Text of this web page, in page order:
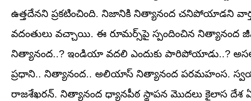
ఉత్తదేనని ప్రకటించింది. నిజానికి నిత్యానంద చనిపోయాడని
వదంతులు వచ్చాయి. ఈ రూమర్స్⁬పై స్పందించిన నిత్యానంద
నిత్యానంద..? ఇండియా వదలి ఎందుకు పారిపోయాడు..?
ప్రధాని.. నిత్యానంద.. అలియాస్ నిత్యానంద పరమహంస.
రాజశేఖరన్‌. నిత్యానంద ధ్యానపీఠ స్థాపన మొదలు కైలాస దేశ